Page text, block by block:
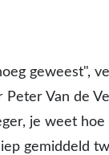
geweest",
Peter Van de
je weet
gemiddeld